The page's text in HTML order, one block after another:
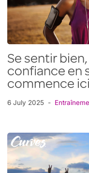
Se sentir
confiance en
commence ici
6 July 2025